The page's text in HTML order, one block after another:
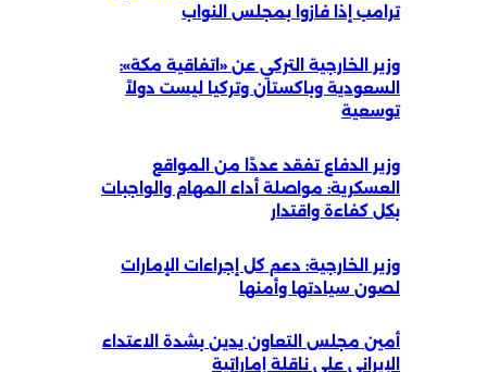
ترامب إذا فازوا بمجلس النواب
وزير الخارجية التركي عن «اتفاقية مكة»:
السعودية وباكستان وتركيا ليست دولاً
توسعية
وزير الدفاع تفقد عددًا من المواقع
العسكرية: مواصلة أداء المهام والواجبات
بكل كفاءة واقتدار
وزير الخارجية: دعم كل إجراءات الإمارات
لصون سيادتها وأمنها
أمين مجلس التعاون يدين بشدة الاعتداء
الإيراني على ناقلة إماراتية